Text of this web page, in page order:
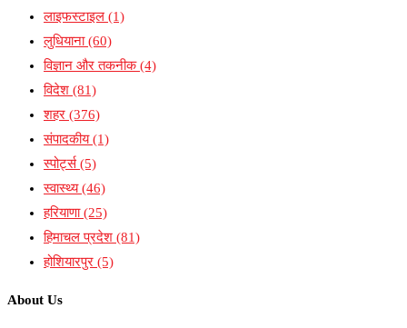
लाइफस्टाइल (1)
लुधियाना(60)
विज्ञान और तकनीक(4)
विदेश (81)
शहर (376)
संपादकीय(1)
स्पोर्ट्स(5)
स्वास्थ्य(46)
हरियाणा(25)
हिमाचल प्रदेश (81)
होशियारपुर (5)
About Us